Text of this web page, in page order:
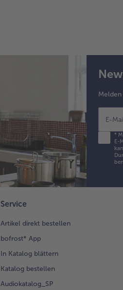
E-
*
E-
Service
Artikel direkt bestellen
bofrost* App
In Katalog blättern
Katalog bestellen
Audiokatalog_SP